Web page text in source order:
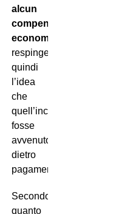
alcun
compenso
economico
respingendo
quindi
l’idea
che
quell’incontro
fosse
avvenuto
dietro
pagamento.
Secondo
quanto